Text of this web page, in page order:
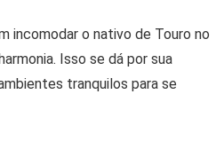
incomodar o nativo de Touro no
Isso se dá por sua
tranquilos para se